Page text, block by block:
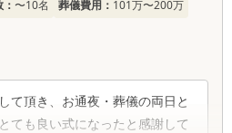
〜10名 葬儀費用： 101万〜200万
て頂き、お通夜・葬儀の両日と
ても良い式になったと感謝して